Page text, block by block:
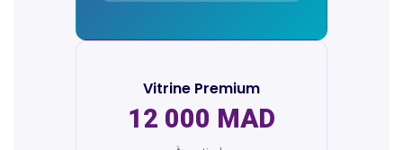
Vitrine Premium
12 000 MAD